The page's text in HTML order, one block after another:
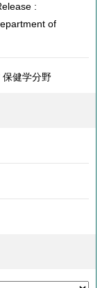
:
of
健学分野